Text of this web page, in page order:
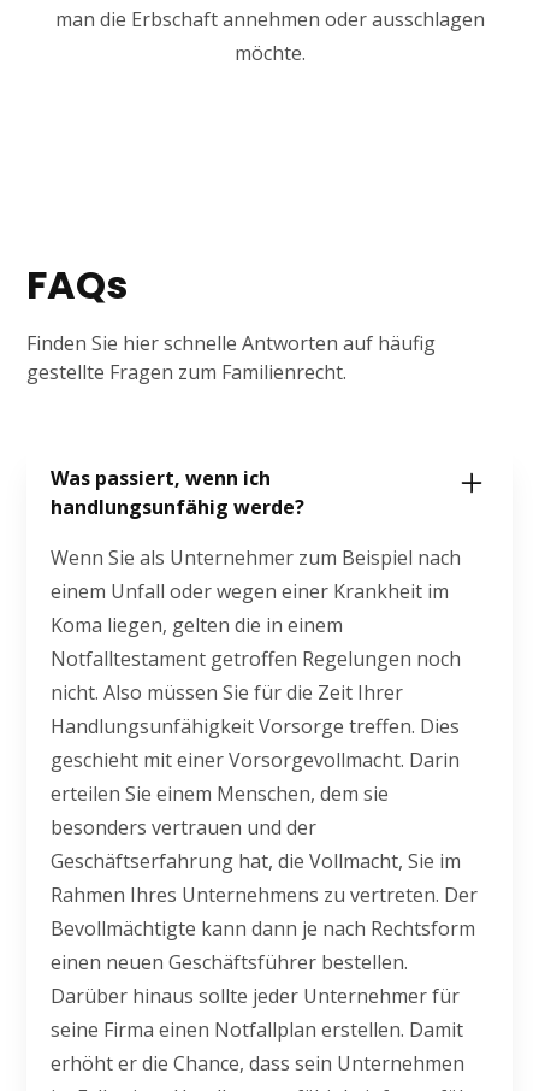
man die Erbschaft annehmen oder ausschlagen
möchte.
FAQs
Finden Sie hier schnelle Antworten auf häufig
gestellte Fragen zum Familienrecht.
Was passiert, wenn ich
handlungsunfähig werde?
Wenn Sie als Unternehmer zum Beispiel nach
einem Unfall oder wegen einer Krankheit im
Koma liegen, gelten die in einem
Notfalltestament getroffen Regelungen noch
nicht. Also müssen Sie für die Zeit Ihrer
Handlungsunfähigkeit Vorsorge treffen. Dies
geschieht mit einer Vorsorgevollmacht. Darin
erteilen Sie einem Menschen, dem sie
besonders vertrauen und der
Geschäftserfahrung hat, die Vollmacht, Sie im
Rahmen Ihres Unternehmens zu vertreten. Der
Bevollmächtigte kann dann je nach Rechtsform
einen neuen Geschäftsführer bestellen.
Darüber hinaus sollte jeder Unternehmer für
seine Firma einen Notfallplan erstellen. Damit
erhöht er die Chance, dass sein Unternehmen